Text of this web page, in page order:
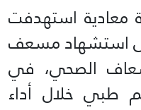
معادية استهدفت
استشهاد مسعف
الصحي، في
طبي خلال أداء